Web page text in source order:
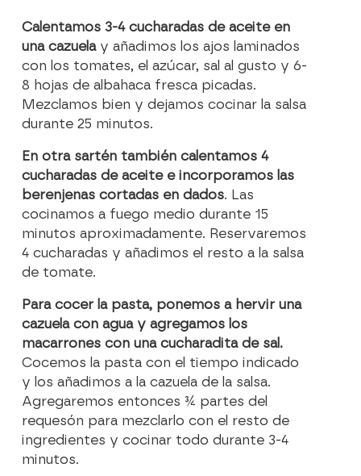
Calentamos 3-4 cucharadas de aceite en
una cazuelay añadimos los ajos laminados
con los tomates, el azúcar, sal al gusto y 6-
8 hojas de albahaca fresca picadas.
Mezclamos bien y dejamos cocinar la salsa
durante 25 minutos.
En otra sartén también calentamos 4
cucharadas de aceite e incorporamos las
berenjenas cortadas en dados. Las
cocinamos a fuego medio durante 15
minutos aproximadamente. Reservaremos
4 cucharadas y añadimos el resto a la salsa
de tomate.
Para cocer la pasta, ponemos a hervir una
cazuela con agua y agregamos los
macarrones con una cucharadita de sal.
Cocemos la pasta con el tiempo indicado
y los añadimos a la cazuela de la salsa.
Agregaremos entonces ¾ partes del
requesón para mezclarlo con el resto de
ingredientes y cocinar todo durante 3-4
minutos.